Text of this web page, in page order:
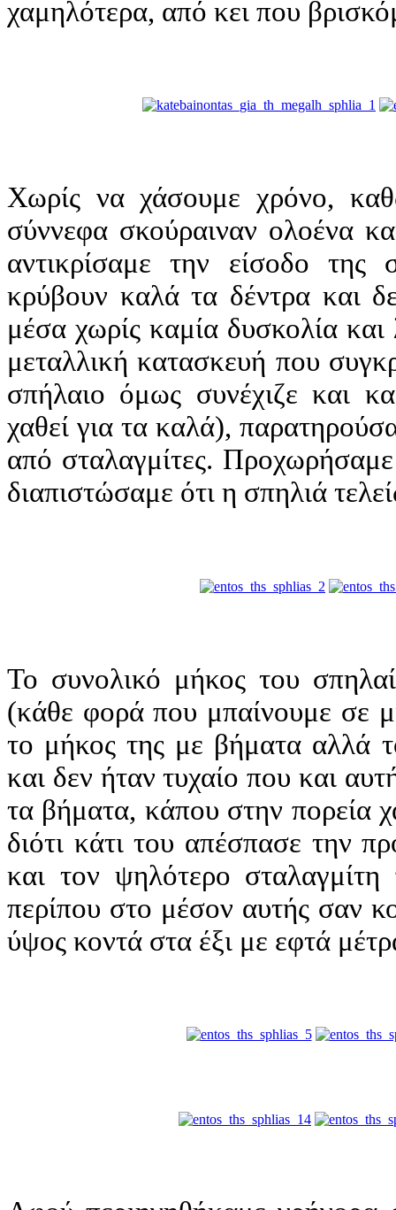
χαμηλότερα, από κει που
Χωρίς να χάσουμε χρόνο,
σύννεφα σκούραιναν ολοένα
αντικρίσαμε την είσοδο
κρύβουν καλά τα δέντρα και
μέσα χωρίς καμία δυσκολία
μεταλλική κατασκευή που
σπήλαιο όμως συνέχιζε και
χαθεί για τα καλά),
από σταλαγμίτες.
διαπιστώσαμε ότι η σπηλιά
Το συνολικό μήκος του
(κάθε φορά που μπαίνουμε σε
το μήκος της με βήματα αλλά
και δεν ήταν τυχαίο που και
τα βήματα, κάπου στην πορεία
διότι κάτι του απέσπασε την
και τον ψηλότερο
περίπου στο μέσον αυτής σαν
ύψος κοντά στα έξι με εφτά